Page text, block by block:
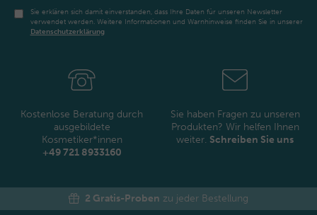
Sie erklären sich damit einverstanden, dass Ihre Daten für unseren Newsletter
verwendet werden. Weitere Informationen und Warnhinweise finden Sie in unserer
Daten­schutz­erklärung
Kostenlose Beratung durch
ausgebildete
Kosmetiker*innen
+49 721 8933160
Sie haben Fragen zu unseren
Produkten? Wir helfen Ihnen
weiter. Schreiben Sie uns
2 Gratis-Proben zu jeder Bestellung